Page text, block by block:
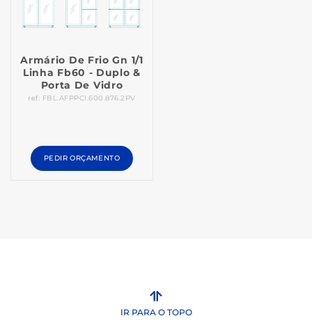
Armário De Frio Gn 1/1
Linha Fb60 - Duplo &
Porta De Vidro
ref: FBL.AFPPCI.600.876.2PV
PEDIR ORÇAMENTO
IR PARA O TOPO